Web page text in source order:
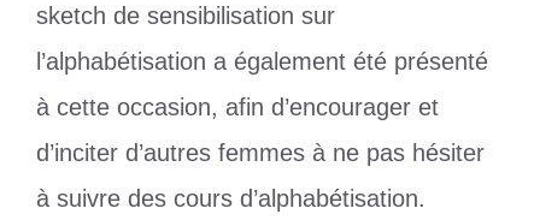
sketch de sensibilisation sur
l’alphabétisation a également été présenté
à cette occasion, afin d’encourager et
d’inciter d’autres femmes à ne pas hésiter
à suivre des cours d’alphabétisation.